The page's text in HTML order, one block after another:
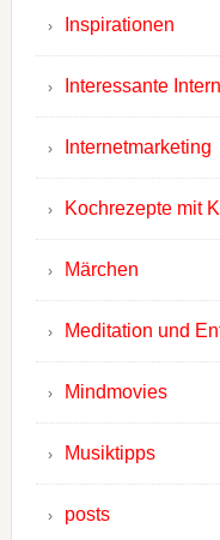
Inspirationen
Interessante
Internetmarketing
Kochrezepte mit
Märchen
Meditation und
Mindmovies
Musiktipps
posts